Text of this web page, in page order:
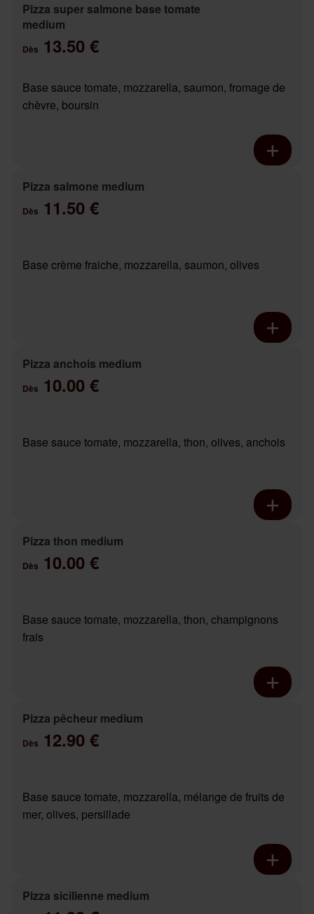
Pizza super salmone base tomate
medium
Dès 13.50 €
Base sauce tomate, mozzarella, saumon, fromage de
chèvre, boursin
Pizza salmone medium
Dès 11.50 €
Base crème fraiche, mozzarella, saumon, olives
Pizza anchois medium
Dès 10.00 €
Base sauce tomate, mozzarella, thon, olives, anchois
Pizza thon medium
Dès 10.00 €
Base sauce tomate, mozzarella, thon, champignons
frais
Pizza pêcheur medium
Dès 12.90 €
Base sauce tomate, mozzarella, mélange de fruits de
mer, olives, persillade
Pizza sicilienne medium